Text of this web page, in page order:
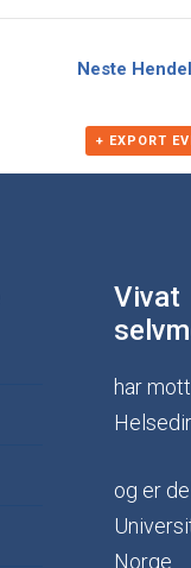
Neste
+ EXPORT
Vivat
har
og er
Norge